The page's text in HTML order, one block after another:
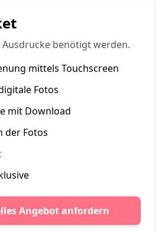
benötigt werden.
mittels Touchscreen
Fotos
mit Download
der Fotos
Angebot anfordern